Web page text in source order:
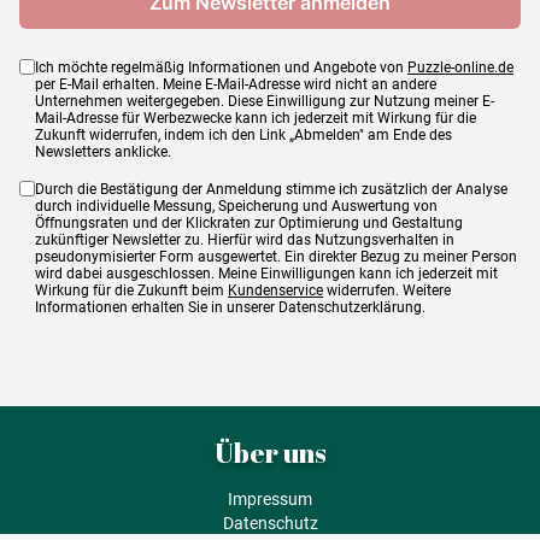
Ich möchte regelmäßig Informationen und Angebote von Puzzle-online.de
per E-Mail erhalten. Meine E-Mail-Adresse wird nicht an andere
Unternehmen weitergegeben. Diese Einwilligung zur Nutzung meiner E-
Mail-Adresse für Werbezwecke kann ich jederzeit mit Wirkung für die
Zukunft widerrufen, indem ich den Link „Abmelden" am Ende des
Newsletters anklicke.
Durch die Bestätigung der Anmeldung stimme ich zusätzlich der Analyse
durch individuelle Messung, Speicherung und Auswertung von
Öffnungsraten und der Klickraten zur Optimierung und Gestaltung
zukünftiger Newsletter zu. Hierfür wird das Nutzungsverhalten in
pseudonymisierter Form ausgewertet. Ein direkter Bezug zu meiner Person
wird dabei ausgeschlossen. Meine Einwilligungen kann ich jederzeit mit
Wirkung für die Zukunft beim Kundenservice widerrufen. Weitere
Informationen erhalten Sie in unserer Datenschutzerklärung.
Über uns
Impressum
Datenschutz